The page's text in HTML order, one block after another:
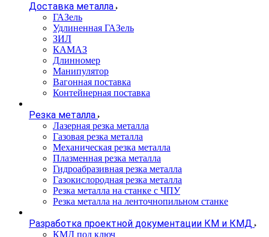
Доставка металла
ГАЗель
Удлиненная ГАЗель
ЗИЛ
КАМАЗ
Длинномер
Манипулятор
Вагонная поставка
Контейнерная поставка
Резка металла
Лазерная резка металла
Газовая резка металла
Механическая резка металла
Плазменная резка металла
Гидроабразивная резка металла
Газокислородная резка металла
Резка металла на станке с ЧПУ
Резка металла на ленточнопильном станке
Разработка проектной документации КМ и КМД
КМД под ключ